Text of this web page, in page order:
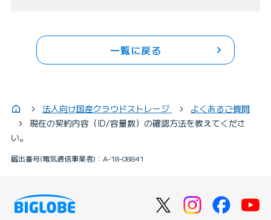
一覧に戻る
法人向け国産クラウドストレージ
よくあるご質問
現在の契約内容（ID/容量数）の確認方法を教えてくださ
い。
届出番号(電気通信事業者)：A-18-08841